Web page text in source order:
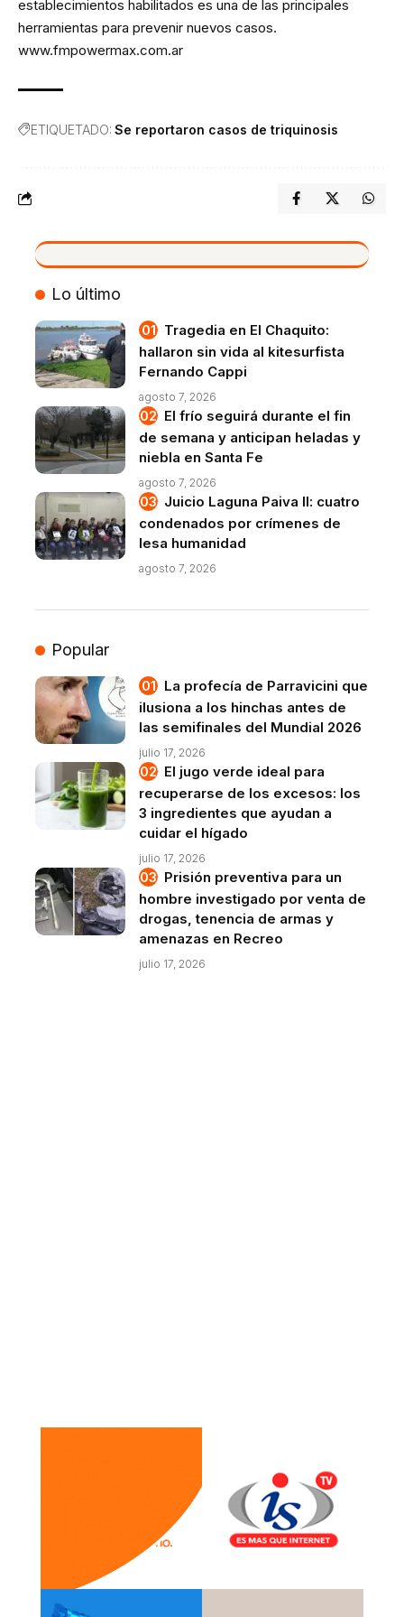
establecimientos habilitados es una de las principales
herramientas para prevenir nuevos casos.
www.fmpowermax.com.ar
ETIQUETADO: Se reportaron casos de triquinosis
VIVO
Lo último
Tragedia en El Chaquito:
hallaron sin vida al kitesurfista
Fernando Cappi
agosto 7, 2026
El frío seguirá durante el fin
de semana y anticipan heladas y
niebla en Santa Fe
agosto 7, 2026
Juicio Laguna Paiva II: cuatro
condenados por crímenes de
lesa humanidad
agosto 7, 2026
Popular
La profecía de Parravicini que
ilusiona a los hinchas antes de
las semifinales del Mundial 2026
julio 17, 2026
El jugo verde ideal para
recuperarse de los excesos: los
3 ingredientes que ayudan a
cuidar el hígado
julio 17, 2026
Prisión preventiva para un
hombre investigado por venta de
drogas, tenencia de armas y
amenazas en Recreo
julio 17, 2026